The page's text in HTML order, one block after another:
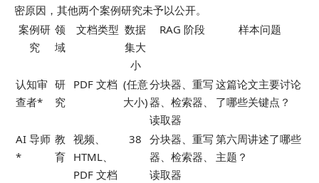
密原因，其他两个案例研究未予以公开。
案例研
究
领
域
文档类型 数据
集大
小
RAG 阶段 样本问题
认知审
查者*
研
究
PDF 文档 (任意
大小)
分块器、重写
器、检索器、
读取器
这篇论文主要讨论
了哪些关键点？
AI 导师
*
教
育
视频、
HTML、
PDF 文档
38 分块器、重写
器、检索器、
读取器
第六周讲述了哪些
主题？